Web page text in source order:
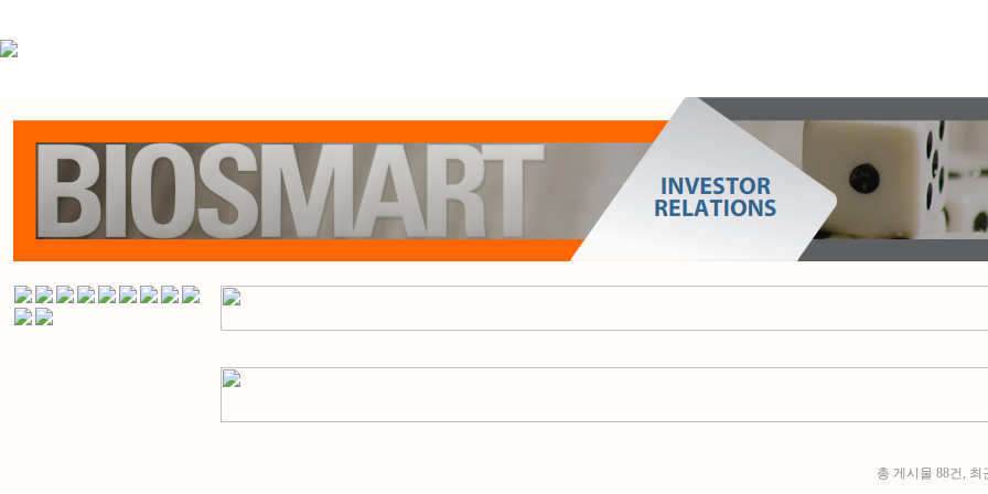
총 게시물 88건, 최